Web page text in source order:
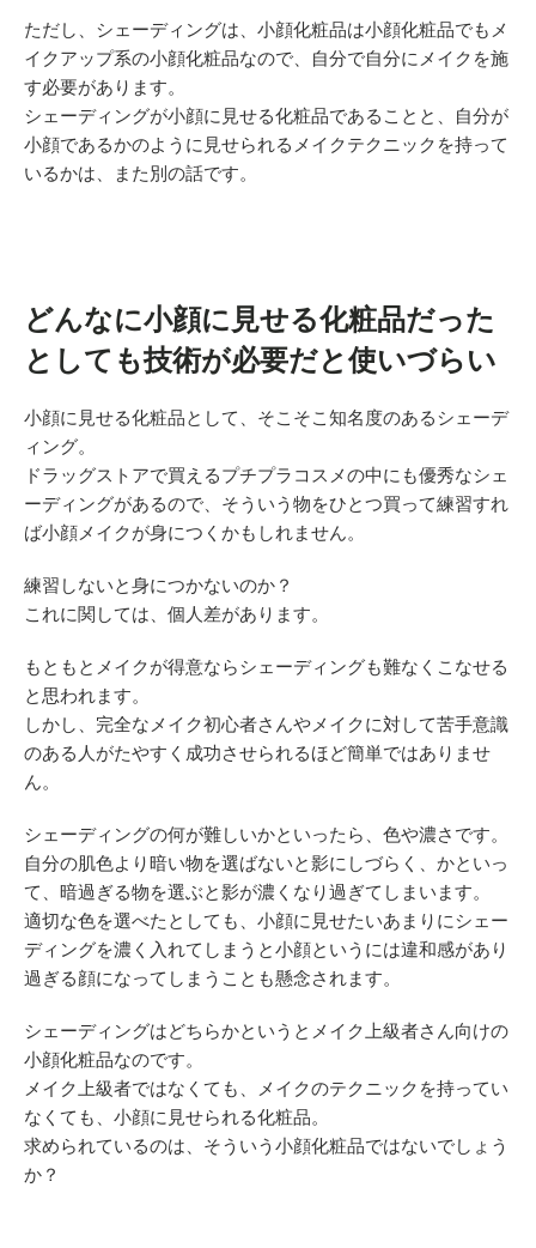
ただし、シェーディングは、小顔化粧品は小顔化粧品でもメ
イクアップ系の小顔化粧品なので、自分で自分にメイクを施
す必要があります。
シェーディングが小顔に見せる化粧品であることと、自分が
小顔であるかのように見せられるメイクテクニックを持って
いるかは、また別の話です。
どんなに小顔に見せる化粧品だった
としても技術が必要だと使いづらい
小顔に見せる化粧品として、そこそこ知名度のあるシェーデ
ィング。
ドラッグストアで買えるプチプラコスメの中にも優秀なシェ
ーディングがあるので、そういう物をひとつ買って練習すれ
ば小顔メイクが身につくかもしれません。
練習しないと身につかないのか？
これに関しては、個人差があります。
もともとメイクが得意ならシェーディングも難なくこなせる
と思われます。
しかし、完全なメイク初心者さんやメイクに対して苦手意識
のある人がたやすく成功させられるほど簡単ではありませ
ん。
シェーディングの何が難しいかといったら、色や濃さです。
自分の肌色より暗い物を選ばないと影にしづらく、かといっ
て、暗過ぎる物を選ぶと影が濃くなり過ぎてしまいます。
適切な色を選べたとしても、小顔に見せたいあまりにシェー
ディングを濃く入れてしまうと小顔というには違和感があり
過ぎる顔になってしまうことも懸念されます。
シェーディングはどちらかというとメイク上級者さん向けの
小顔化粧品なのです。
メイク上級者ではなくても、メイクのテクニックを持ってい
なくても、小顔に見せられる化粧品。
求められているのは、そういう小顔化粧品ではないでしょう
か？